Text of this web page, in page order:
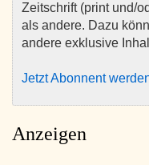
Zeitschrift (print und/
als andere. Dazu
andere exklusive
Jetzt Abonnent
Anzeigen